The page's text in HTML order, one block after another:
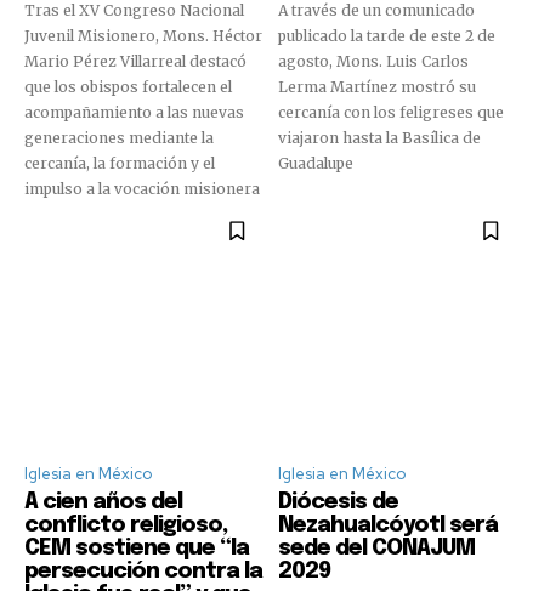
Tras el XV Congreso Nacional
Juvenil Misionero, Mons. Héctor
Mario Pérez Villarreal destacó
que los obispos fortalecen el
acompañamiento a las nuevas
generaciones mediante la
cercanía, la formación y el
impulso a la vocación misionera
A través de un comunicado
publicado la tarde de este 2 de
agosto, Mons. Luis Carlos
Lerma Martínez mostró su
cercanía con los feligreses que
viajaron hasta la Basílica de
Guadalupe
Iglesia en México
A cien años del
conflicto religioso,
CEM sostiene que “la
persecución contra la
Iglesia en México
Diócesis de
Nezahualcóyotl será
sede del CONAJUM
2029